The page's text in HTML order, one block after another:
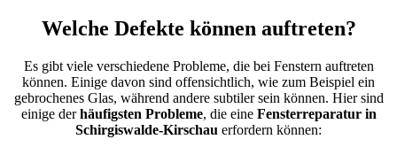
Welche Defekte können auftreten?
Es gibt viele verschiedene Probleme, die bei Fenstern auftreten
können. Einige davon sind offensichtlich, wie zum Beispiel ein
gebrochenes Glas, während andere subtiler sein können. Hier sind
einige derhäufigsten Probleme, die eine Fensterreparatur in
Schirgiswalde-Kirschau erfordern können: